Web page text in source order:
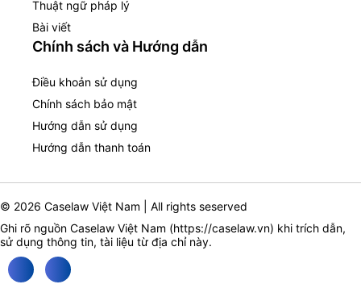
Thuật ngữ pháp lý
Bài viết
Chính sách và Hướng dẫn
Điều khoản sử dụng
Chính sách bảo mật
Hướng dẫn sử dụng
Hướng dẫn thanh toán
© 2026 Caselaw Việt Nam | All rights seserved
Ghi rõ nguồn Caselaw Việt Nam (https://caselaw.vn) khi trích dẫn,
sử dụng thông tin, tài liệu từ địa chỉ này.